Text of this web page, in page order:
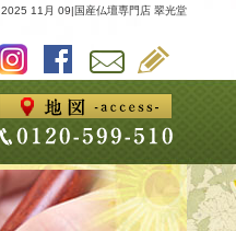
2025 11月 09|国産仏壇専門店 翠光堂